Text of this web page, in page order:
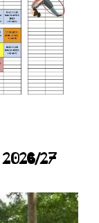
27